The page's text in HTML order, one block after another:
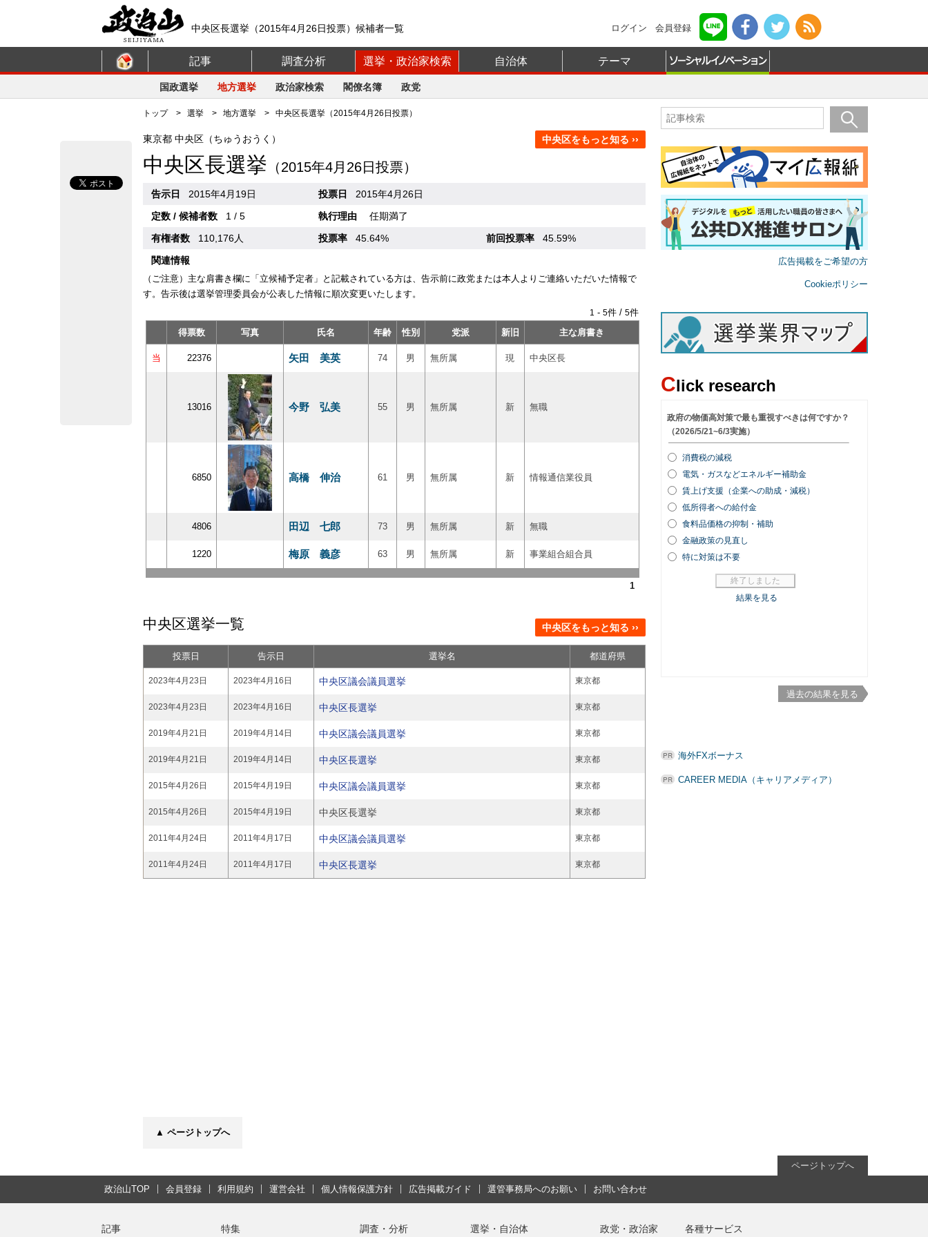
中央区長選挙（2015年4月26日投票）候補者一覧 ログイン 会員登録
記事 調査分析 選挙・政治家検索 自治体 テーマ
国政選挙 地方選挙 政治家検索 閣僚名簿 政党
トップ> 選挙 > 地方選挙 > 中央区長選挙（2015年4月26日投票）
中央区をもっと知る ››
東京都 中央区（ちゅうおうく）
中央区長選挙 （2015年4月26日投票）
告示日 2015年4月19日 投票日
2015年4月26日
定数 / 候補者数
1 / 5 執行理由
任期満了
有権者数
110,176人 投票率 45.64% 前回投票率
45.59%
関連情報
（ご注意）主な肩書き欄に「立候補予定者」と記載されている方は、告示前に政党または本人よりご連絡いただいた情報で
す。告示後は選挙管理委員会が公表した情報に順次変更いたします。
1 - 5件 / 5件
得票数
写真 氏名 年齢 性別 党派 新旧 主な肩書き
当 22376 矢田 美英 74 男 無所属 現 中央区長
13016 今野 弘美 55 男 無所属 新 無職
6850 高橋 伸治 61 男 無所属 新 情報通信業役員
4806 田辺 七郎 73 男 無所属 新 無職
1220 梅原 義彦 63 男 無所属 新 事業組合組合員
1
中央区選挙一覧 中央区をもっと知る ››
投票日 告示日 選挙名 都道府県
2023年4月23日 2023年4月16日 中央区議会議員選挙 東京都
2023年4月23日 2023年4月16日 中央区長選挙 東京都
2019年4月21日 2019年4月14日 中央区議会議員選挙 東京都
2019年4月21日 2019年4月14日 中央区長選挙 東京都
2015年4月26日 2015年4月19日 中央区議会議員選挙 東京都
2015年4月26日 2015年4月19日 中央区長選挙 東京都
2011年4月24日 2011年4月17日 中央区議会議員選挙 東京都
2011年4月24日 2011年4月17日 中央区長選挙 東京都
▲ ページトップへ
広告掲載をご希望の方
Cookieポリシー
Click research
過去の結果を見る
海外FXボーナス
CAREER MEDIA（キャリアメディア）
ページトップへ
政治山TOP 会員登録 利用規約 運営会社 個人情報保護方針 広告掲載ガイド 選管事務局へのお願い お問い合わせ
記事 特集 調査・分析 選挙・自治体 政党・政治家 各種サービス